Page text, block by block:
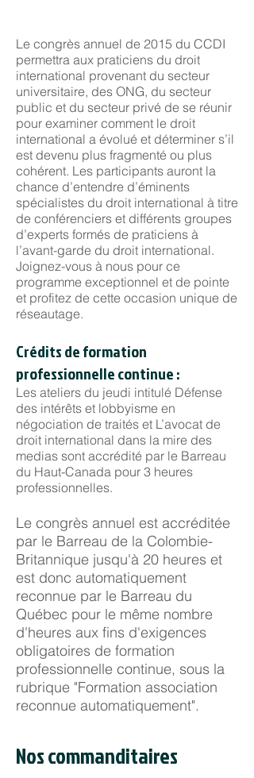
Le congrès annuel de 2015 du CCDI
permettra aux praticiens du droit
international provenant du secteur
universitaire, des ONG, du secteur
public et du secteur privé de se réunir
pour examiner comment le droit
international a évolué et déterminer s’il
est devenu plus fragmenté ou plus
cohérent. Les participants auront la
chance d’entendre d’éminents
spécialistes du droit international à titre
de conférenciers et différents groupes
d’experts formés de praticiens à
l’avant-garde du droit international.
Joignez-vous à nous pour ce
programme exceptionnel et de pointe
et profitez de cette occasion unique de
réseautage.
Crédits de formation
professionnelle continue :
Les ateliers du jeudi intitulé Défense
des intérêts et lobbyisme en
négociation de traités et L’avocat de
droit international dans la mire des
medias sont accrédité par le Barreau
du Haut-Canada pour 3 heures
professionnelles.
Le congrès annuel est accréditée
par le Barreau de la Colombie-
Britannique jusqu'à 20 heures et
est donc automatiquement
reconnue par le Barreau du
Québec pour le même nombre
d'heures aux fins d'exigences
obligatoires de formation
professionnelle continue, sous la
rubrique "Formation association
reconnue automatiquement".
Nos commanditaires